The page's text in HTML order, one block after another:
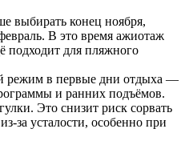
выбирать конец ноября,
В это время ажиотаж
подходит для пляжного
режим в первые дни отдыха —
и ранних подъёмов.
Это снизит риск сорвать
за усталости, особенно при